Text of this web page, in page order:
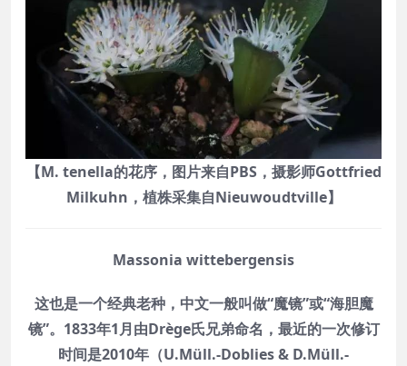
【M. tenella的花序，图片来自PBS，摄影师Gottfried
Milkuhn，植株采集自Nieuwoudtville】
Massonia wittebergensis
这也是一个经典老种，中文一般叫做“魔镜”或“海胆魔
镜”。1833年1月由Drège氏兄弟命名，最近的一次修订
时间是2010年（U.Müll.-Doblies & D.Müll.-